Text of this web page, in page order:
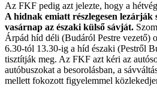
Az FKF pedig azt jelezte, hogy a
A hidnak emiatt részlegesen lezárják
vasárnap az északi külső sávját.
Árpád híd déli (Budáról Pestre vezető)
6.30-tól 13.30-ig a híd északi (Pestről
tisztítják meg. Az FKF azt kéri az
autóbuszokat a besorolásban, a
mellett fokozott figyelemmel